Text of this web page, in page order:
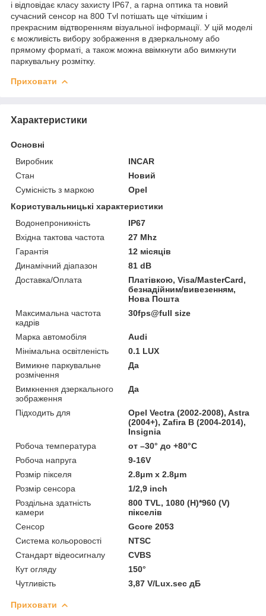
і відповідає класу захисту IP67, а гарна оптика та новий
сучасний сенсор на 800 Tvl потішать ще чіткішим і
прекрасним відтворенням візуальної інформації. У цій моделі
є можливість вибору зображення в дзеркальному або
прямому форматі, а також можна ввімкнути або вимкнути
паркувальну розмітку.
Приховати
Характеристики
Основні
Виробник
INCAR
Стан
Новий
Сумісність з маркою
Opel
Користувальницькі характеристики
Водонепроникність
IP67
Вхідна тактова частота
27 Mhz
Гарантія
12 місяців
Динамічний діапазон
81 dB
Доставка/Оплата
Платівкою, Visa/MasterCard,
безнадійним/вивезенням,
Нова Пошта
Максимальна частота
кадрів
30fps@full size
Марка автомобіля
Audi
Мінімальна освітленість
0.1 LUX
Вимикне паркувальне
розмічення
Да
Вимкнення дзеркального
зображення
Да
Підходить для
Opel Vectra (2002-2008), Astra
(2004+), Zafira B (2004-2014),
Insignia
Робоча температура
от –30° до +80°C
Робоча напруга
9-16V
Розмір пікселя
2.8μm x 2.8μm
Розмір сенсора
1/2,9 inch
Роздільна здатність
камери
800 TVL, 1080 (H)*960 (V)
пікселів
Сенсор
Gcore 2053
Система кольоровості
NTSC
Стандарт відеосигналу
CVBS
Кут огляду
150°
Чутливість
3,87 V/Lux.sec дБ
Приховати